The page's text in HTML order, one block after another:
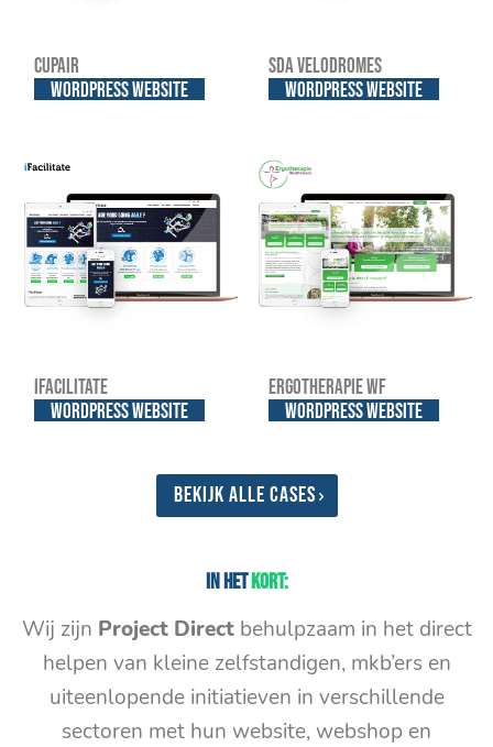
Cupair
WordPress website
SDA Velodromes
WordPress website
iFacilitate
WordPress website
Ergotherapie WF
WordPress website
Bekijk alle cases
In hetkort:
Wij zijn Project Direct behulpzaam in het direct
helpen van kleine zelfstandigen, mkb’ers en
uiteenlopende initiatieven in verschillende
sectoren met hun website, webshop en